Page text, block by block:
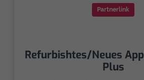
Partnerlink
Refurbishtes/Neues
Plus